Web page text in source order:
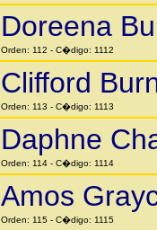
Doreena
Orden: 112 - C�digo: 1112
Clifford
Orden: 113 - C�digo: 1113
Daphne
Orden: 114 - C�digo: 1114
Amos
Orden: 115 - C�digo: 1115